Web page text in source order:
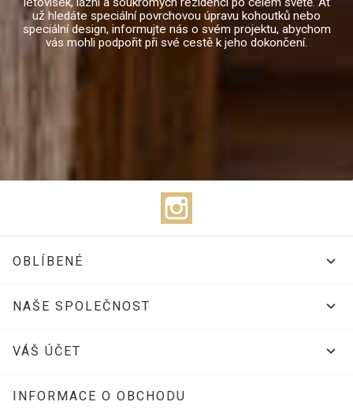
už hledáte speciální povrchovou úpravu kohoutků nebo
speciální design, informujte nás o svém projektu, abychom
vás mohli podpořit při své cestě k jeho dokončení.
OBLÍBENÉ 
NAŠE SPOLEČNOST 
VÁŠ ÚČET 
INFORMACE O OBCHODU